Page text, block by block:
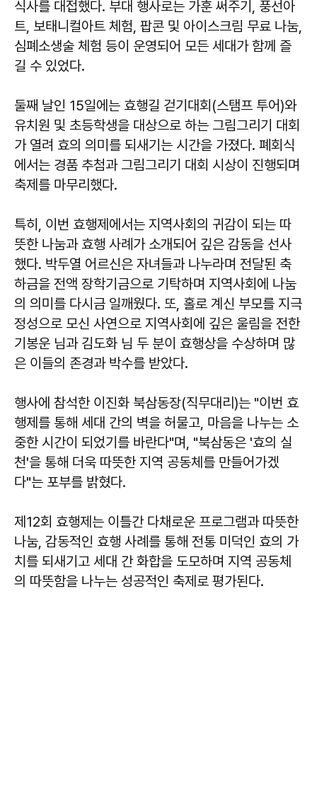
식사를 대접했다. 부대 행사로는 가훈 써주기, 풍선아
트, 보태니컬아트 체험, 팝콘 및 아이스크림 무료 나눔,
심폐소생술 체험 등이 운영되어 모든 세대가 함께 즐
길 수 있었다.
둘째 날인 15일에는 효행길 걷기대회(스탬프 투어)와
유치원 및 초등학생을 대상으로 하는 그림그리기 대회
가 열려 효의 의미를 되새기는 시간을 가졌다. 폐회식
에서는 경품 추첨과 그림그리기 대회 시상이 진행되며
축제를 마무리했다.
특히, 이번 효행제에서는 지역사회의 귀감이 되는 따
뜻한 나눔과 효행 사례가 소개되어 깊은 감동을 선사
했다. 박두열 어르신은 자녀들과 나누라며 전달된 축
하금을 전액 장학기금으로 기탁하며 지역사회에 나눔
의 의미를 다시금 일깨웠다. 또, 홀로 계신 부모를 지극
정성으로 모신 사연으로 지역사회에 깊은 울림을 전한
기봉운 님과 김도화 님 두 분이 효행상을 수상하며 많
은 이들의 존경과 박수를 받았다.
행사에 참석한 이진화 북삼동장(직무대리)는 "이번 효
행제를 통해 세대 간의 벽을 허물고, 마음을 나누는 소
중한 시간이 되었기를 바란다"며, "북삼동은 '효의 실
천'을 통해 더욱 따뜻한 지역 공동체를 만들어가겠
다"는 포부를 밝혔다.
제12회 효행제는 이틀간 다채로운 프로그램과 따뜻한
나눔, 감동적인 효행 사례를 통해 전통 미덕인 효의 가
치를 되새기고 세대 간 화합을 도모하며 지역 공동체
의 따뜻함을 나누는 성공적인 축제로 평가된다.